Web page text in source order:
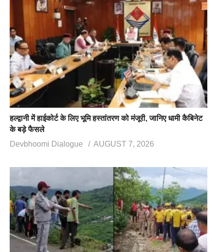
हल्द्वानी में हाईकोर्ट के लिए भूमि हस्तांतरण को मंजूरी, जानिए धामी कैबिनेट
के बड़े फैसले
Devbhoomi Dialogue
AUGUST 7, 2026